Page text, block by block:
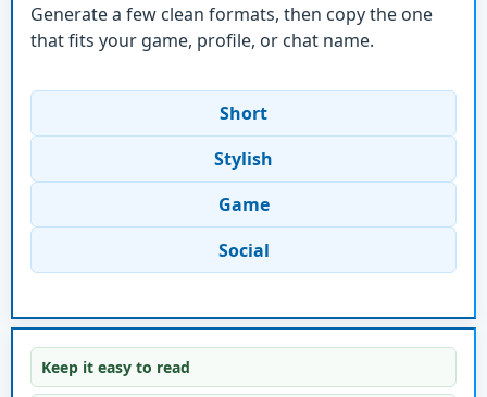
Generate a few clean formats, then copy the one
that fits your game, profile, or chat name.
Short
Stylish
Game
Social
Keep it easy to read